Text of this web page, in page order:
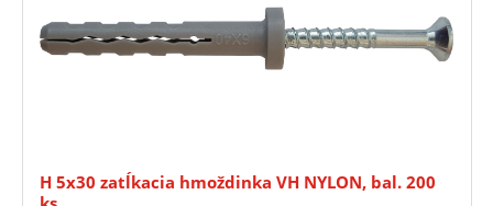
H 5x30 zatĺkacia hmoždinka VH NYLON, bal. 200